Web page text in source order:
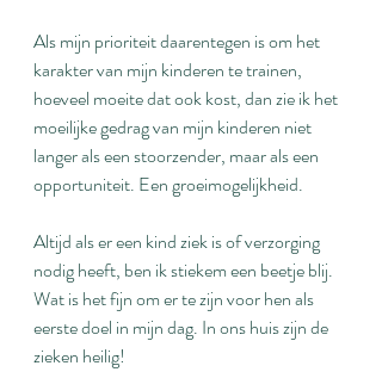
Als mijn prioriteit daarentegen is om het
karakter van mijn kinderen te trainen,
hoeveel moeite dat ook kost, dan zie ik het
moeilijke gedrag van mijn kinderen niet
langer als een stoorzender, maar als een
opportuniteit. Een groeimogelijkheid.
Altijd als er een kind ziek is of verzorging
nodig heeft, ben ik stiekem een beetje blij.
Wat is het fijn om er te zijn voor hen als
eerste doel in mijn dag. In ons huis zijn de
zieken heilig!